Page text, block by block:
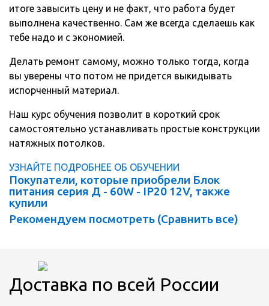
итоге завысить цену и не факт, что работа будет
выполнена качественно. Сам же всегда сделаешь как
тебе надо и с экономией.
Делать ремонт самому, можно только тогда, когда
вы уверены что потом не придется выкидывать
испорченный материал.
Наш курс обучения позволит в короткий срок
самостоятельно устанавливать простые конструкции
натяжных потолков.
УЗНАЙТЕ ПОДРОБНЕЕ ОБ ОБУЧЕНИИ
Покупатели, которые приобрели Блок
питания серия Д - 60W - IP20 12V, также
купили
Рекомендуем посмотреть (Сравнить все)
Доставка по всей России